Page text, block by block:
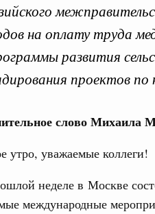
на оплату труда
развития
проектов
слово Михаила
утро, уважаемые коллеги!
неделе в Москве
международные
заседание
лучших
технологий